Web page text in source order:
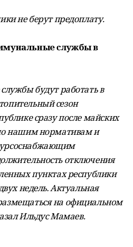
не берут предоплату.
службы в
будут работать в
сезон
сразу после майских
нашим нормативам и
отключения
пунктах республики
недель. Актуальная
на официальном
Ильдус Мамаев.